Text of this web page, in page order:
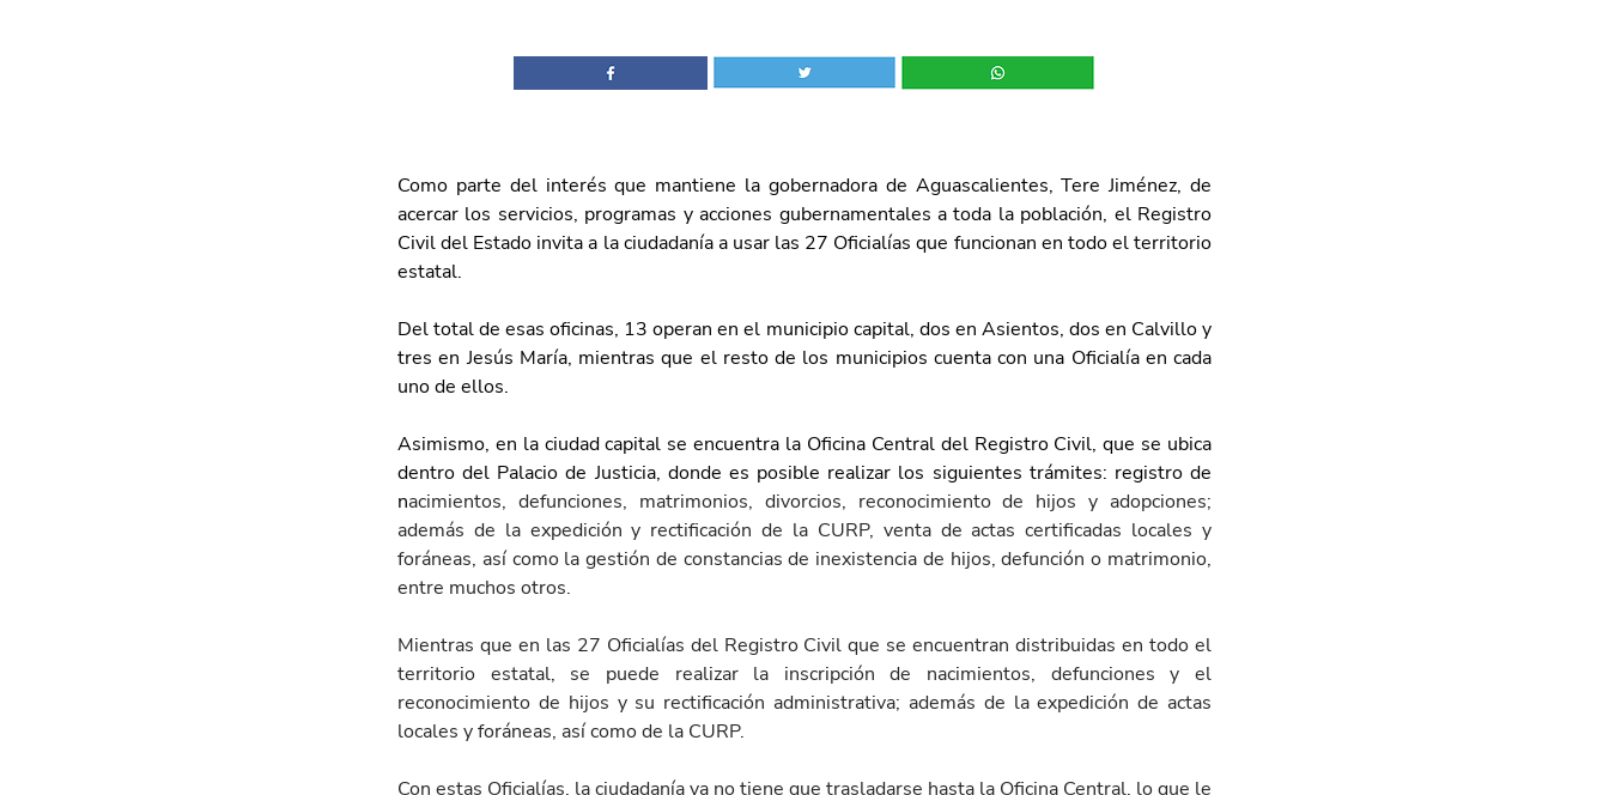
Como parte del interés que mantiene la gobernadora de Aguascalientes, Tere Jiménez, de
acercar los servicios, programas y acciones gubernamentales a toda la población, el Registro
Civil del Estado invita a la ciudadanía a usar las 27 Oficialías que funcionan en todo el territorio
estatal.
Del total de esas oficinas, 13 operan en el municipio capital, dos en Asientos, dos en Calvillo y
tres en Jesús María, mientras que el resto de los municipios cuenta con una Oficialía en cada
uno de ellos.
Asimismo, en la ciudad capital se encuentra la Oficina Central del Registro Civil, que se ubica
dentro del Palacio de Justicia, donde es posible realizar los siguientes trámites: registro de
nacimientos, defunciones, matrimonios, divorcios, reconocimiento de hijos y adopciones;
además de la expedición y rectificación de la CURP, venta de actas certificadas locales y
foráneas, así como la gestión de constancias de inexistencia de hijos, defunción o matrimonio,
entre muchos otros.
Mientras que en las 27 Oficialías del Registro Civil que se encuentran distribuidas en todo el
territorio estatal, se puede realizar la inscripción de nacimientos, defunciones y el
reconocimiento de hijos y su rectificación administrativa; además de la expedición de actas
locales y foráneas, así como de la CURP.
Con estas Oficialías, la ciudadanía ya no tiene que trasladarse hasta la Oficina Central, lo que le